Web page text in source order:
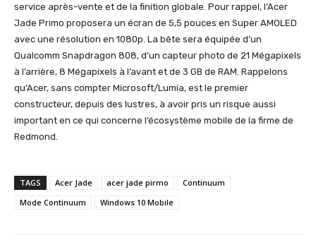
service après-vente et de la finition globale. Pour rappel, l’Acer
Jade Primo proposera un écran de 5,5 pouces en Super AMOLED
avec une résolution en 1080p. La bête sera équipée d’un
Qualcomm Snapdragon 808, d’un capteur photo de 21 Mégapixels
à l’arrière, 8 Mégapixels à l’avant et de 3 GB de RAM. Rappelons
qu’Acer, sans compter Microsoft/Lumia, est le premier
constructeur, depuis des lustres, à avoir pris un risque aussi
important en ce qui concerne l’écosystème mobile de la firme de
Redmond.
TAGS Acer Jade acer jade pirmo
Continuum
Mode Continuum
Windows 10 Mobile